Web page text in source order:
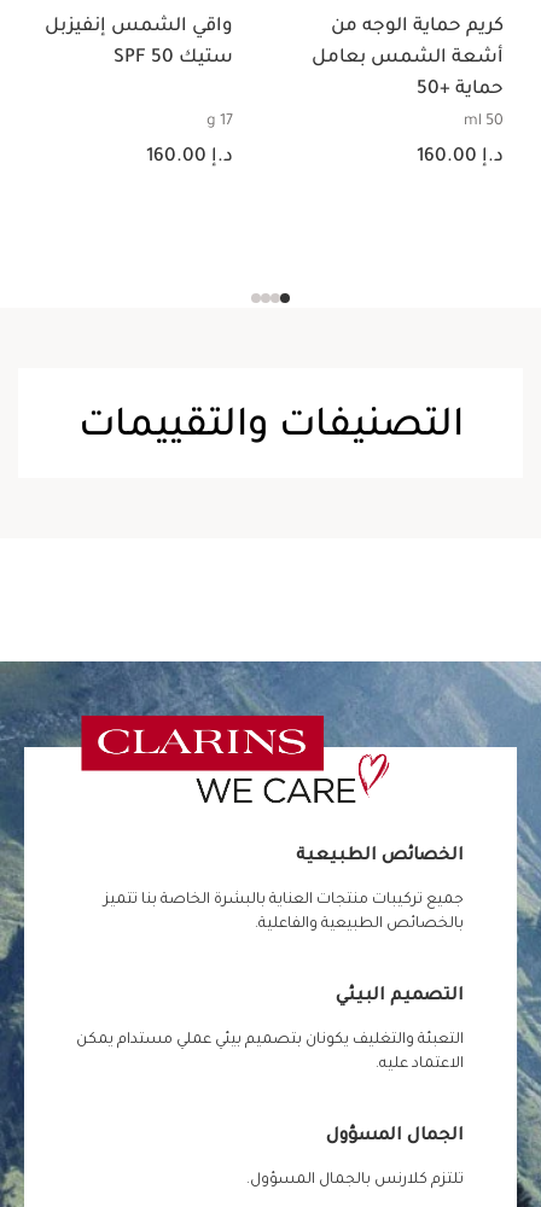
كريم حماية الوجه من
أشعة الشمس بعامل
حماية +50
50 ml
السعر الحالي هو د.إ 160.00
د.إ 160.00
واقي الشمس إنفيزبل
ستيك SPF 50
17 g
السعر الحالي هو د.إ 160.00
د.إ 160.00
التصنيفات والتقييمات
الخصائص الطبيعية
جميع تركيبات منتجات العناية بالبشرة الخاصة بنا تتميز
بالخصائص الطبيعية والفاعلية.
التصميم البيئي
التعبئة والتغليف يكونان بتصميم بيئي عملي مستدام يمكن
الاعتماد عليه.
الجمال المسؤول
تلتزم كلارنس بالجمال المسؤول.